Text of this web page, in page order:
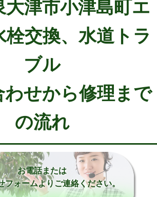
大津市小津島町エ
栓交換、水道トラ
ブル
わせから修理まで
の流れ
お電話または
フォームよりご連絡ください。